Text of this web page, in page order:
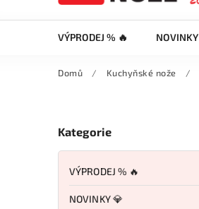
VÝPRODEJ % 🔥
Domů / Kuchyňské nože /
Kategorie
VÝPRODEJ % 🔥
NOVINKY 💎